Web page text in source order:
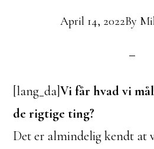
April 14, 2022By
[lang_da]Vi får hvad vi
de rigtige ting?
Det er almindelig kendt at